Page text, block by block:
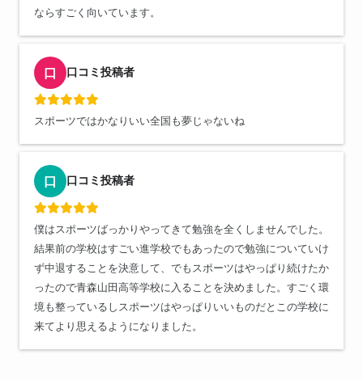
ならすごく向いています。
口 口コミ投稿者
スポーツではかなりいい全国も夢じゃないね
口 口コミ投稿者
僕はスポーツばっかりやってきて勉強を全くしませんでした。
結果前の学校はすごい進学校でもあったので勉強についていけ
ず中退することを決意して、でもスポーツはやっぱり続けたか
ったので青森山田高等学校に入ることを決めました。すごく環
境も整っているしスポーツはやっぱりいいものだとこの学校に
来てより思えるようになりました。